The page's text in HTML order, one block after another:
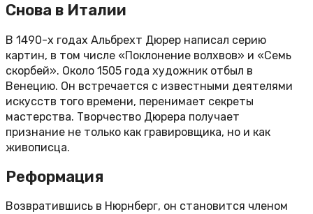
Снова в Италии
В 1490-х годах Альбрехт Дюрер написал серию
картин, в том числе «Поклонение волхвов» и «Семь
скорбей». Около 1505 года художник отбыл в
Венецию. Он встречается с известными деятелями
искусств того времени, перенимает секреты
мастерства. Творчество Дюрера получает
признание не только как гравировщика, но и как
живописца.
Реформация
Возвратившись в Нюрнберг, он становится членом